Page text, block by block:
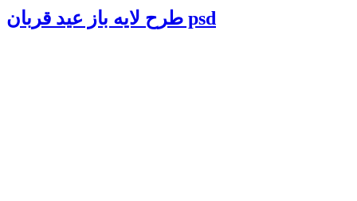
طرح لایه باز عید قربان psd